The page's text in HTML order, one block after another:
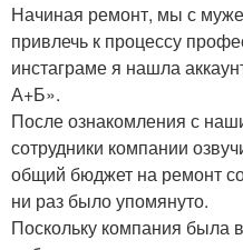
Начиная ремонт, мы с
привлечь к процессу
инстаграме я нашла
А+Б».
После ознакомления с
сотрудники компании
общий бюджет на ремонт
ни раз было упомянуто.
Поскольку компания была